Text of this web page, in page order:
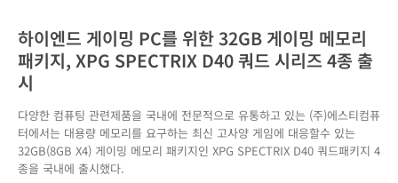
하이엔드 게이밍 PC를 위한 32GB 게이밍 메모리
패키지, XPG SPECTRIX D40 쿼드 시리즈 4종 출
시
다양한 컴퓨팅 관련제품을 국내에 전문적으로 유통하고 있는 (주)에스티컴퓨
터에서는 대용량 메모리를 요구하는 최신 고사양 게임에 대응할수 있는
32GB(8GB X4) 게이밍 메모리 패키지인 XPG SPECTRIX D40 쿼드패키지 4
종을 국내에 출시했다.